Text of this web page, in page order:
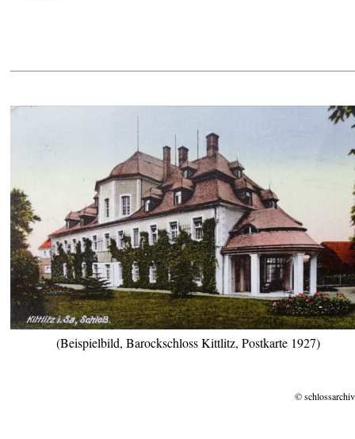
(Beispielbild, Barockschloss Kittlitz, Postkarte 1927)
©